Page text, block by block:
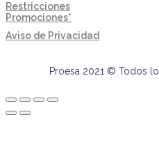
Restricciones
Promociones*
Aviso de Privacidad
Proesa 2021 © Todos